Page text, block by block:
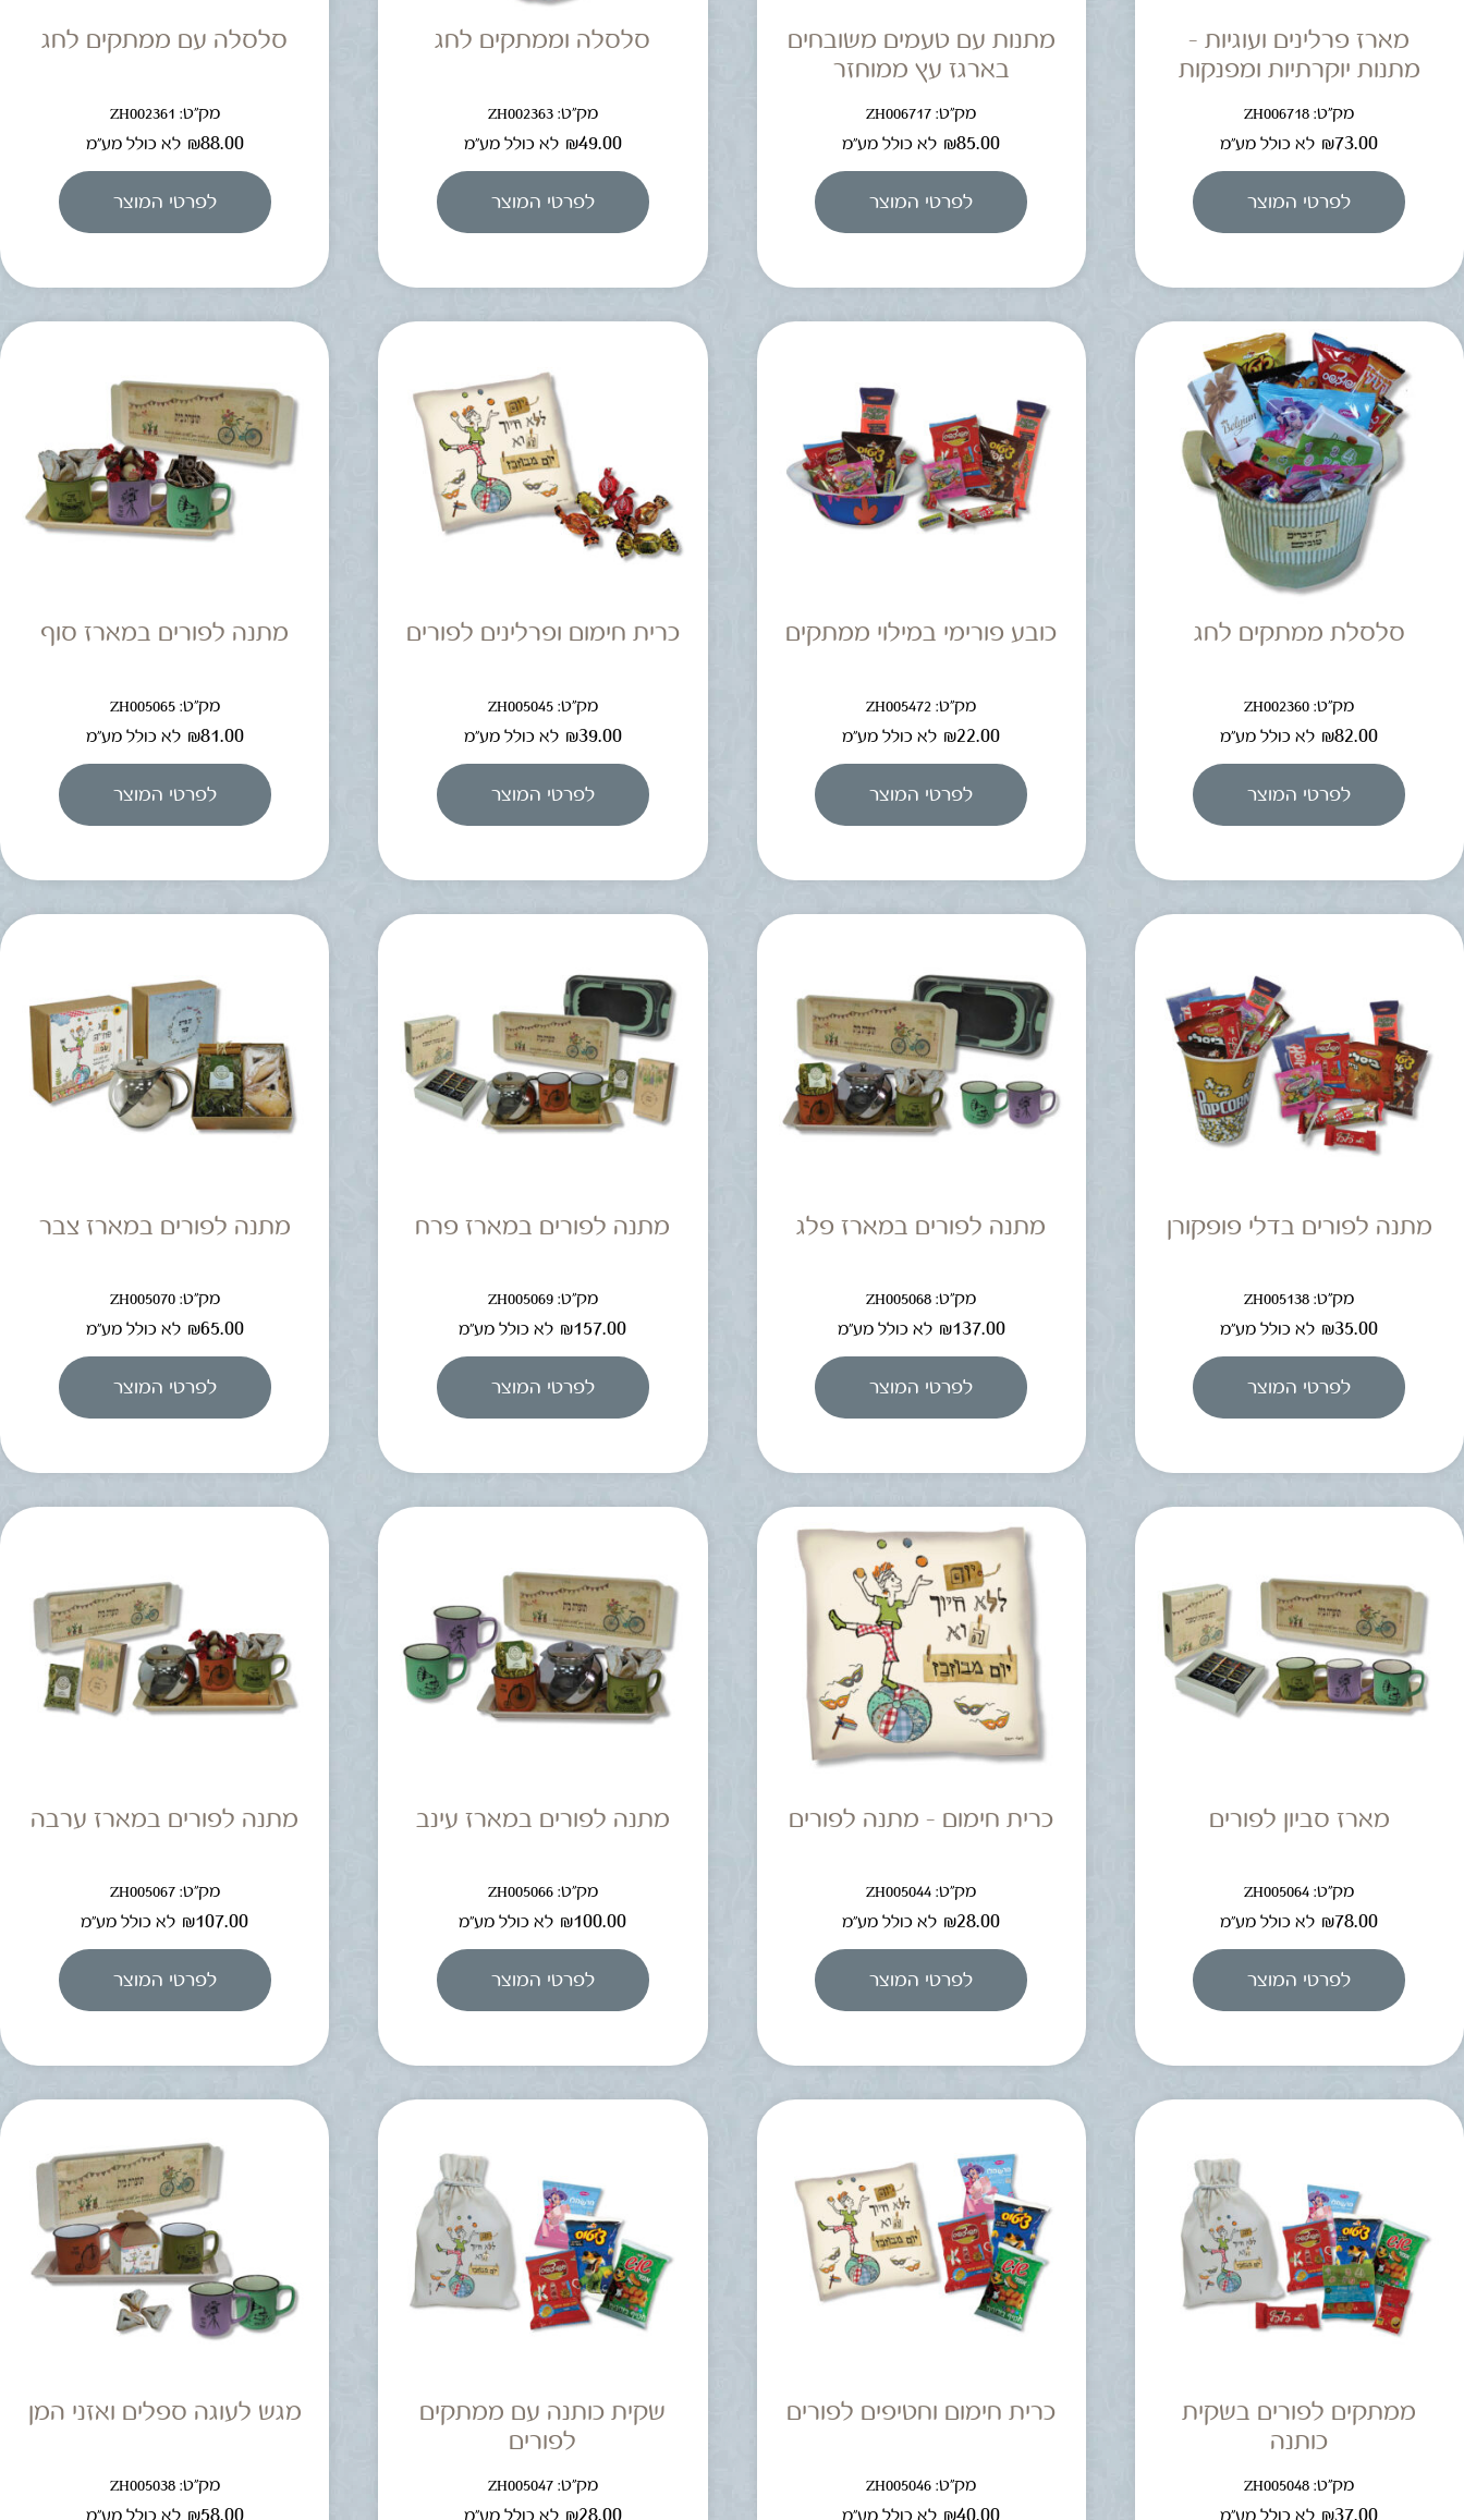
מארז פרלינים ועוגיות –
מתנות יוקרתיות ומפנקות
מק"ט: ZH006718
₪73.00 לא כולל מע"מ
לפרטי המוצר
מתנות עם טעמים משובחים
בארגז עץ ממוחזר
מק"ט: ZH006717
₪85.00 לא כולל מע"מ
לפרטי המוצר
סלסלה וממתקים לחג
מק"ט: ZH002363
₪49.00 לא כולל מע"מ
לפרטי המוצר
סלסלה עם ממתקים לחג
מק"ט: ZH002361
₪88.00 לא כולל מע"מ
לפרטי המוצר
סלסלת ממתקים לחג
מק"ט: ZH002360
₪82.00 לא כולל מע"מ
לפרטי המוצר
כובע פורימי במילוי ממתקים
מק"ט: ZH005472
₪22.00 לא כולל מע"מ
לפרטי המוצר
כרית חימום ופרלינים לפורים
מק"ט: ZH005045
₪39.00 לא כולל מע"מ
לפרטי המוצר
מתנה לפורים במארז סוף
מק"ט: ZH005065
₪81.00 לא כולל מע"מ
לפרטי המוצר
מתנה לפורים בדלי פופקורן
מק"ט: ZH005138
₪35.00 לא כולל מע"מ
לפרטי המוצר
מתנה לפורים במארז פלג
מק"ט: ZH005068
₪137.00 לא כולל מע"מ
לפרטי המוצר
מתנה לפורים במארז פרח
מק"ט: ZH005069
₪157.00 לא כולל מע"מ
לפרטי המוצר
מתנה לפורים במארז צבר
מק"ט: ZH005070
₪65.00 לא כולל מע"מ
לפרטי המוצר
מארז סביון לפורים
מק"ט: ZH005064
₪78.00 לא כולל מע"מ
לפרטי המוצר
כרית חימום – מתנה לפורים
מק"ט: ZH005044
₪28.00 לא כולל מע"מ
לפרטי המוצר
מתנה לפורים במארז עינב
מק"ט: ZH005066
₪100.00 לא כולל מע"מ
לפרטי המוצר
מתנה לפורים במארז ערבה
מק"ט: ZH005067
₪107.00 לא כולל מע"מ
לפרטי המוצר
ממתקים לפורים בשקית
כותנה
מק"ט: ZH005048
₪37.00 לא כולל מע"מ
כרית חימום וחטיפים לפורים
מק"ט: ZH005046
₪40.00 לא כולל מע"מ
שקית כותנה עם ממתקים
לפורים
מק"ט: ZH005047
₪28.00 לא כולל מע"מ
מגש לעוגה ספלים ואזני המן
מק"ט: ZH005038
₪58.00 לא כולל מע"מ